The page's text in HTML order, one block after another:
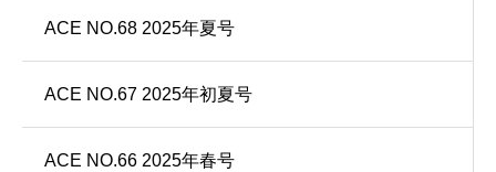
ACE NO.68 2025年夏号
ACE NO.67 2025年初夏号
ACE NO.66 2025年春号